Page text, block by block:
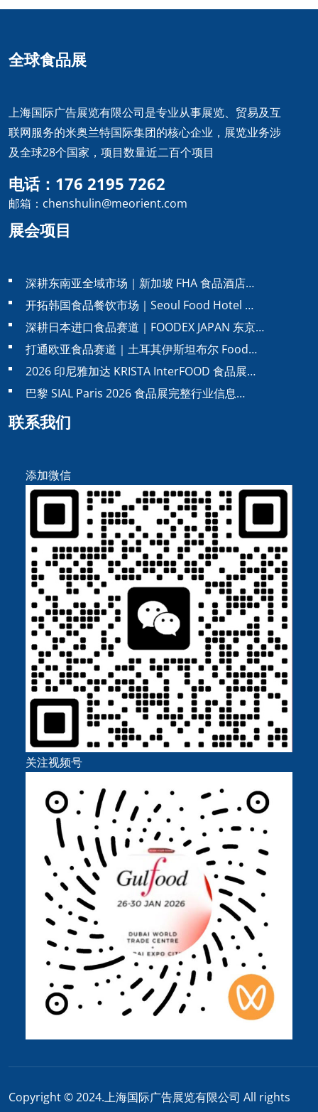
全球食品展
上海国际广告展览有限公司是专业从事展览、贸易及互
联网服务的米奥兰特国际集团的核心企业，展览业务涉
及全球28个国家，项目数量近二百个项目
电话：176 2195 7262
邮箱：chenshulin@meorient.com
展会项目
深耕东南亚全域市场｜新加坡 FHA 食品酒店…
开拓韩国食品餐饮市场｜Seoul Food Hotel …
深耕日本进口食品赛道｜FOODEX JAPAN 东京…
打通欧亚食品赛道｜土耳其伊斯坦布尔 Food…
2026 印尼雅加达 KRISTA InterFOOD 食品展…
巴黎 SIAL Paris 2026 食品展完整行业信息…
联系我们
添加微信
关注视频号
Copyright © 2024.上海国际广告展览有限公司 All rights